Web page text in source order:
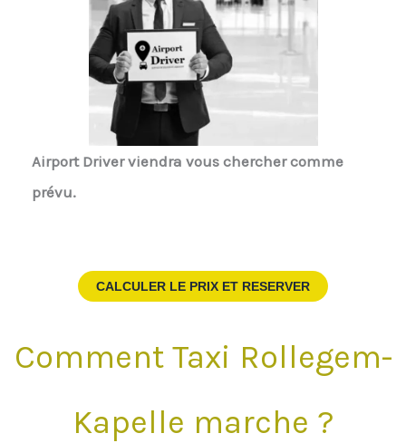
Airport Driverviendra vous chercher comme
prévu.
CALCULER LE PRIX ET RESERVER
Comment Taxi Rollegem-
Kapelle marche ?